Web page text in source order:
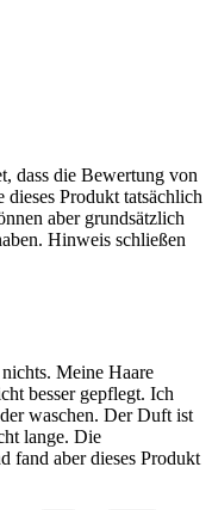
dass die Bewertung von
Produkt tatsächlich
aber grundsätzlich
Hinweis schließen
Meine Haare
besser gepflegt. Ich
waschen. Der Duft ist
lange. Die
fand aber dieses Produkt